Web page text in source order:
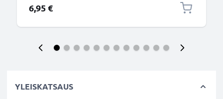
6,95 €
YLEISKATSAUS